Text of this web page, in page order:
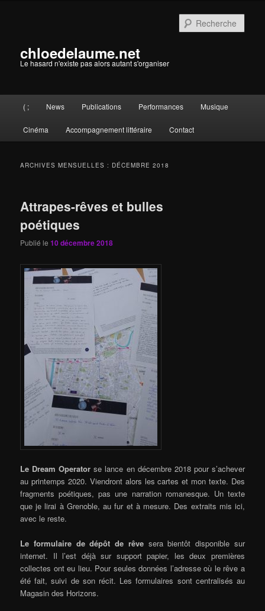
chloedelaume.net
Le hasard n'existe pas alors autant s'organiser
principal
( ; News Publications Performances Musique
Cinéma Accompagnement littéraire Contact
ARCHIVES MENSUELLES : DÉCEMBRE 2018
Attrapes-rêves et bulles
poétiques
Publié le10 décembre 2018
Le Dream Operator se lance en décembre 2018 pour s’achever
au printemps 2020. Viendront alors les cartes et mon texte. Des
fragments poétiques, pas une narration romanesque. Un texte
que je lirai à Grenoble, au fur et à mesure. Des extraits mis ici,
avec le reste.
Le formulaire de dépôt de rêvesera bientôt disponible sur
internet. Il l’est déjà sur support papier, les deux premières
collectes ont eu lieu. Pour seules données l’adresse où le rêve a
été fait, suivi de son récit. Les formulaires sont centralisés au
Magasin des Horizons.